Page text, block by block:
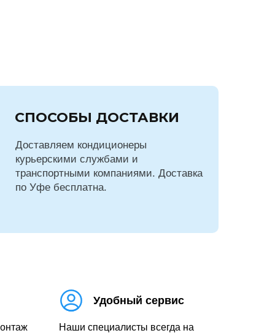
Доставляем кондиционеры
курьерскими службами и
транспортными компаниями. Доставка
по Уфе бесплатна.
СПОСОБЫ ДОСТАВКИ
Удобный сервис
Наши специалисты всегда на